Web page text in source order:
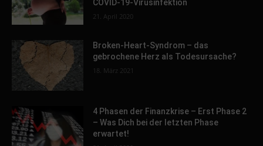
COVID-19-Virusinfektion
21. April 2020
Broken-Heart-Syndrom – das
gebrochene Herz als Todesursache?
18. März 2021
4 Phasen der Finanzkrise – Erst Phase 2
– Was Dich bei der letzten Phase
erwartet!